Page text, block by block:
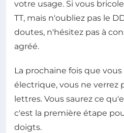
votre usage. Si vous
TT, mais n'oubliez pas le
doutes, n'hésitez pas à
agréé.
La prochaine fois que
électrique, vous ne verrez
lettres. Vous saurez ce
c'est la première étape
doigts.